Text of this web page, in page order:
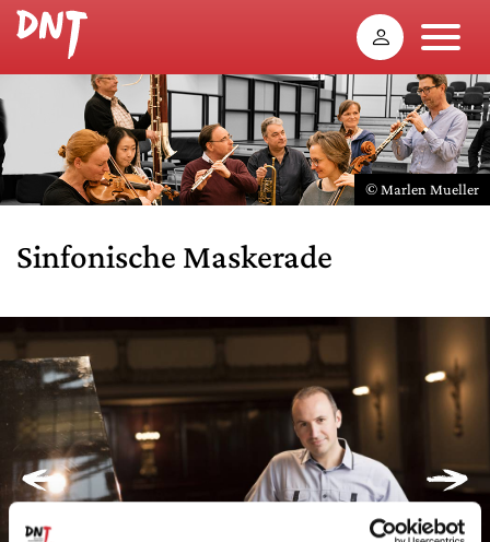
© Marlen Mueller
Sinfonische Maskerade